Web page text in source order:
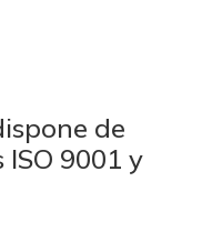
de
9001 y